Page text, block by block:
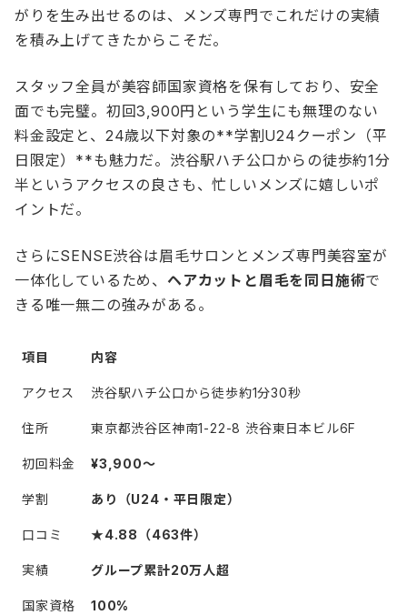
がりを生み出せるのは、メンズ専門でこれだけの実績
を積み上げてきたからこそだ。
スタッフ全員が美容師国家資格を保有しており、安全
面でも完璧。初回3,900円という学生にも無理のない
料金設定と、24歳以下対象の**学割U24クーポン（平
日限定）**も魅力だ。渋谷駅ハチ公口からの徒歩約1分
半というアクセスの良さも、忙しいメンズに嬉しいポ
イントだ。
さらにSENSE渋谷は眉毛サロンとメンズ専門美容室が
一体化しているため、 ヘアカットと眉毛を同日施術で
きる唯一無二の強みがある。
項目 内容
アクセス 渋谷駅ハチ公口から徒歩約1分30秒
住所 東京都渋谷区神南1-22-8 渋谷東日本ビル6F
初回料金 ¥3,900〜
学割 あり（U24・平日限定）
口コミ ★4.88（463件）
実績 グループ累計20万人超
国家資格 100%